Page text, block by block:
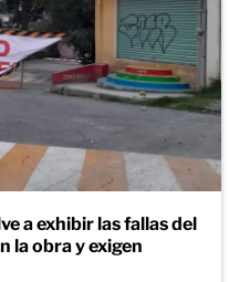
a exhibir las fallas del
la obra y exigen